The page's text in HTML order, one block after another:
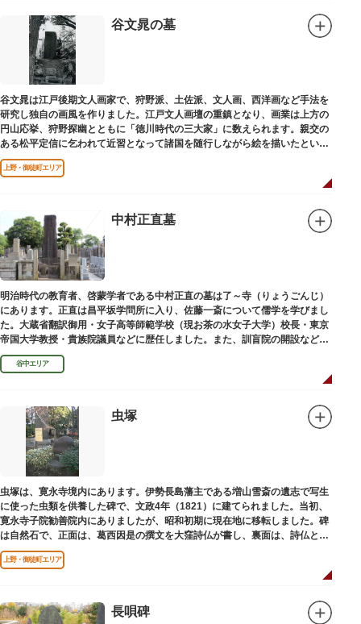
谷文晁の墓
谷文晁は江戸後期文人画家で、狩野派、土佐派、文人画、西洋画など手法を
研究し独自の画風を作りました。江戸文人画壇の重鎮となり、画業は上方の
円山応挙、狩野探幽とともに「徳川時代の三大家」に数えられます。親交の
ある松平定信に乞われて近習となって諸国を随行しながら絵を描いたといわ
れています。お墓は源空寺（げんくうじ）にあります。
上野・御徒町エリア
中村正直墓
明治時代の教育者、啓蒙学者である中村正直の墓は了～寺（りょうごんじ）
にあります。正直は昌平坂学問所に入り、佐藤一斎について儒学を学びまし
た。大蔵省翻訳御用・女子高等師範学校（現お茶の水女子大学）校長・東京
帝国大学教授・貴族院議員などに歴任しました。また、訓盲院の開設など女
子教育や障害者教育にも力を注ぎました。明治24（1891）病没しました。
谷中エリア
虫塚
虫塚は、寛永寺境内にあります。伊勢長島藩主である増山雪斎の遺志で写生
に使った虫類を供養した碑で、文政4年（1821）に建てられました。当初、
寛永寺子院勧善院内にありましたが、昭和初期に現在地に移転しました。碑
は自然石で、正面は、葛西因是の撰文を大窪詩仏が書し、裏面は、詩仏と菊
池五山の自筆の詩が刻まれています。
上野・御徒町エリア
長唄碑